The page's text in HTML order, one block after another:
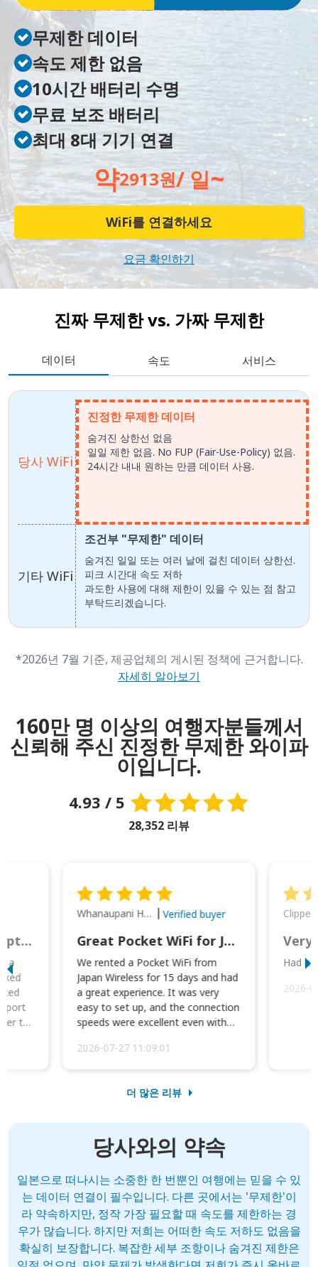
무제한 데이터
속도 제한 없음
10시간 배터리 수명
무료 보조 배터리
최대 8대 기기 연결
약2913원/ 일~
WiFi를 연결하세요
요금 확인하기
진짜 무제한 vs. 가짜 무제한
데이터 속도 서비스
당사 WiFi
기타 WiFi
진정한 무제한 데이터
숨겨진 상한선 없음
일일 제한 없음. No FUP (Fair-Use-Policy) 없음.
24시간 내내 원하는 만큼 데이터 사용.
조건부 "무제한" 데이터
숨겨진 일일 또는 여러 날에 걸친 데이터 상한선.
피크 시간대 속도 저하
과도한 사용에 대해 제한이 있을 수 있는 점 참고
부탁드리겠습니다.
*2026년 7월 기준, 제공업체의 게시된 정책에 근거합니다.
자세히 알아보기
160만 명 이상의 여행자분들께서
신뢰해 주신 진정한 무제한 와이파
이입니다.
4.93 / 5
28,352 리뷰
This was wonderful option to a family of four. Everything worked smoothly.
a
to
Whanaupani Henry Joseph Macown Verified buyer
Great Pocket WiFi for Japan Travel
We rented a Pocket WiFi from
Japan Wireless for 15 days and had
a great experience. It was very
easy to set up, and the connection
speeds were excellent even with
2026-07-27 11:09:01
Very
Had
2026-
더 많은 리뷰
당사와의 약속
일본으로 떠나시는 소중한 한 번뿐인 여행에는 믿을 수 있
는 데이터 연결이 필수입니다. 다른 곳에서는 '무제한'이
라 약속하지만, 정작 가장 필요할 때 속도를 제한하는 경
우가 많습니다. 하지만 저희는 어떠한 속도 저하도 없음을
확실히 보장합니다. 복잡한 세부 조항이나 숨겨진 제한은